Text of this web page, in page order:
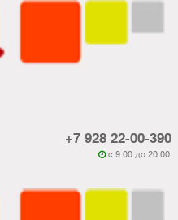
+7 928 22-00-390
 c 9:00 до 20:00